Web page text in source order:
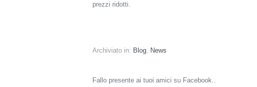
prezzi ridotti.
Archiviato in: Blog, News
Fallo presente ai tuoi amici su Facebook..